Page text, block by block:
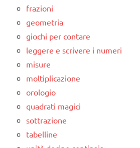
frazioni
geometria
giochi per contare
leggere e scrivere i numeri
misure
moltiplicazione
orologio
quadrati magici
sottrazione
tabelline